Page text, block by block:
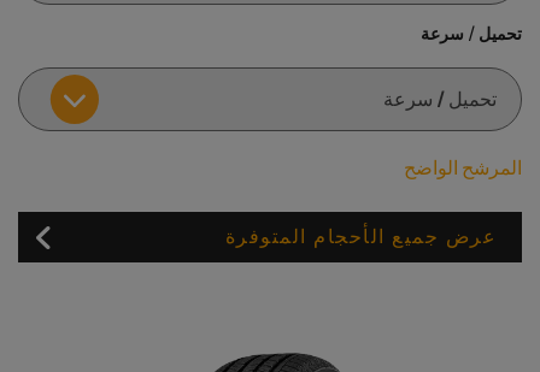
تحميل / سرعة
المرشح الواضح
عرض جميع الأحجام المتوفرة